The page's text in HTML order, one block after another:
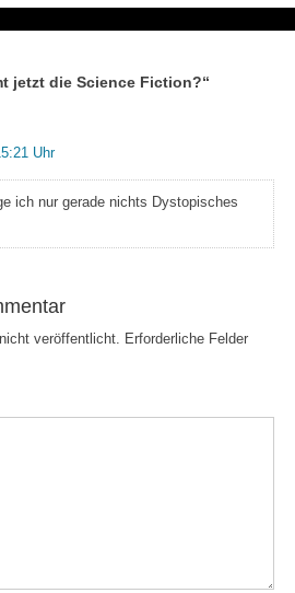
jetzt die Science Fiction?“
Uhr
ich nur gerade nichts Dystopisches
veröffentlicht.
Erforderliche Felder